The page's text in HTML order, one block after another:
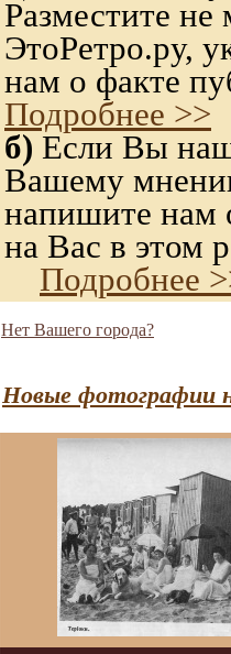
Разместите
ЭтоРетро.ру,
нам о факте
Подробнее >>
б) Если Вы
Вашему
напишите нам
на Вас в этом
Подробнее
Нет Вашего города?
Новые фотографии